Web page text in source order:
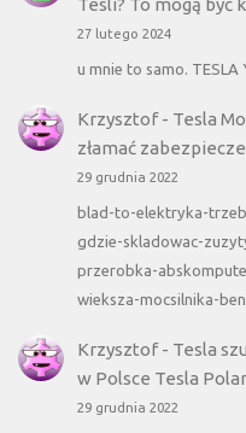
Tesli? To mogą być
27 lutego 2024
u mnie to samo. TESLA
Krzysztof- Tesla
złamać
29 grudnia 2022
blad-to-elektryka-
gdzie-skladowac-
przerobka-
wieksza-mocsilnika-
Krzysztof- Tesla
w Polsce Tesla
29 grudnia 2022